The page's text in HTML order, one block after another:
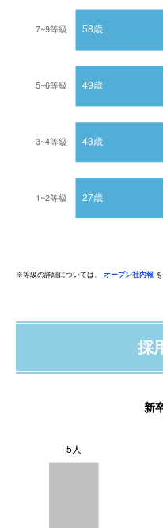
※等級の詳細については、 オープン社内報
採
新